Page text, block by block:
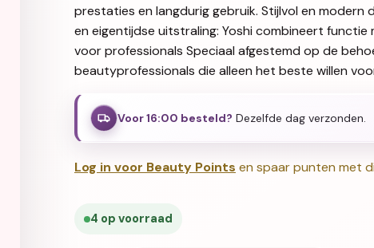
prestaties en langdurig gebruik. Stijlvol en modern
en eigentijdse uitstraling: Yoshi combineert functie
voor professionals Speciaal afgestemd op de
beautyprofessionals die alleen het beste willen
Voor 16:00 besteld? Dezelfde dag verzonden.
Log in voor Beauty Points en spaar punten met
4 op voorraad